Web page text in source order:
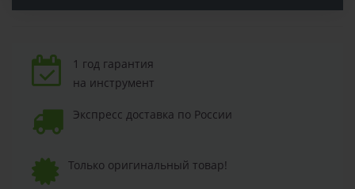
1 год гарантия
на инструмент
Экспресс доставка по России
Только оригинальный товар!